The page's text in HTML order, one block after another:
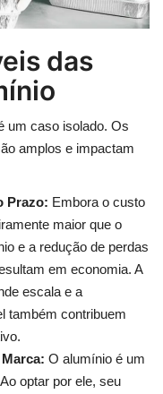
das
um caso isolado. Os
amplos e impactam
Prazo: Embora o custo
maior que o
e a redução de perdas
em economia. A
escala e a
também contribuem
O alumínio é um
optar por ele, seu